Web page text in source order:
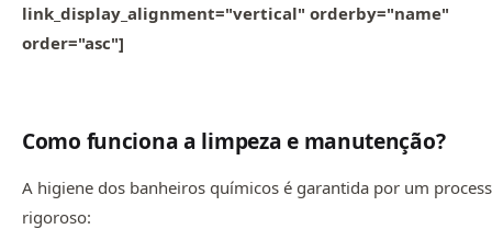
link_display_alignment="vertical" orderby="name"
order="asc"]
Como funciona a limpeza e manutenção?
A higiene dos banheiros químicos é garantida por um
rigoroso: